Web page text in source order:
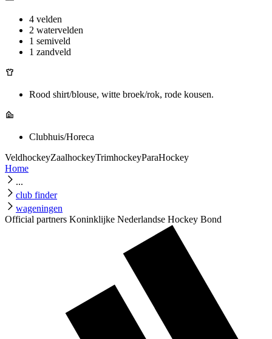
4 velden
2 watervelden
1 semiveld
1 zandveld
Rood shirt/blouse, witte broek/rok, rode kousen.
Clubhuis/Horeca
VeldhockeyZaalhockeyTrimhockeyParaHockey
Home
...
club finder
wageningen
Official partners Koninklijke Nederlandse Hockey Bond